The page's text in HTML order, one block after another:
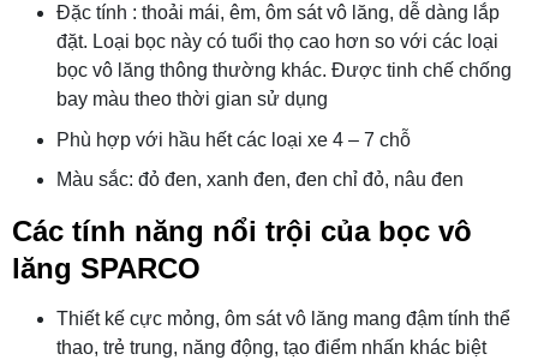
Đặc tính : thoải mái, êm, ôm sát vô lăng, dễ dàng lắp
đặt. Loại bọc này có tuổi thọ cao hơn so với các loại
bọc vô lăng thông thường khác. Được tinh chế chống
bay màu theo thời gian sử dụng
Phù hợp với hầu hết các loại xe 4 – 7 chỗ
Màu sắc: đỏ đen, xanh đen, đen chỉ đỏ, nâu đen
Các tính năng nổi trội của bọc vô
lăng SPARCO
Thiết kế cực mỏng, ôm sát vô lăng mang đậm tính thể
thao, trẻ trung, năng động, tạo điểm nhấn khác biệt